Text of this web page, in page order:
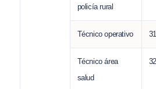
policía rural
Técnico operativo
Técnico área
salud